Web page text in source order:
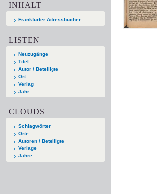
INHALT
Frankfurter Adressbücher
LISTEN
Neuzugänge
Titel
Autor / Beteiligte
Ort
Verlag
Jahr
CLOUDS
Schlagwörter
Orte
Autoren / Beteiligte
Verlage
Jahre